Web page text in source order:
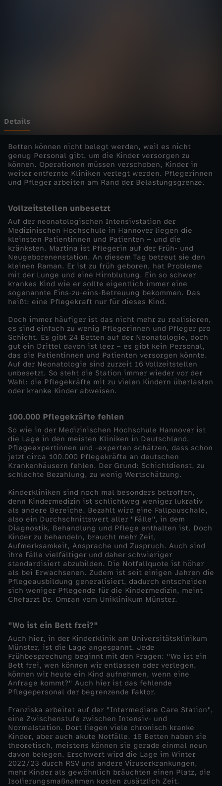
n
z
e
d
o
k
u
s
-
N
o
t
f
a
l
l
K
i
n
d
e
r
k
l
i
n
i
Details
Betten können nicht belegt werden, weil es nicht
genug Personal gibt, um die Kinder versorgen zu
können. Operationen müssen verschoben, Kinder in
weiter entfernte Kliniken verlegt werden. Pflegerinnen
und Pfleger arbeiten am Rand der Belastungsgrenze.
Vollzeitstellen unbesetzt
Auf der neonatologischen Intensivstation der
Medizinischen Hochschule in Hannover liegen die
kleinsten Patientinnen und Patienten – und die
kränksten. Martina ist Pflegerin auf der Früh- und
Neugeborenenstation. An diesem Tag betreut sie den
kleinen Raman. Er ist zu früh geboren, hat Probleme
mit der Lunge und eine Hirnblutung. Ein so schwer
krankes Kind wie er sollte eigentlich immer eine
sogenannte Eins-zu-eins-Betreuung bekommen. Das
heißt: eine Pflegekraft nur für dieses Kind.
Doch immer häufiger ist das nicht mehr zu realisieren,
es sind einfach zu wenig Pflegerinnen und Pfleger pro
Schicht. Es gibt 24 Betten auf der Neonatologie, doch
gut ein Drittel davon ist leer – es gibt kein Personal,
das die Patientinnen und Patienten versorgen könnte.
Auf der Neonatologie sind zurzeit 16 Vollzeitstellen
unbesetzt. So steht die Station immer wieder vor der
Wahl: die Pflegekräfte mit zu vielen Kindern überlasten
oder kranke Kinder abweisen.
100.000 Pflegekräfte fehlen
So wie in der Medizinischen Hochschule Hannover ist
die Lage in den meisten Kliniken in Deutschland.
Pflegeexpertinnen und -experten schätzen, dass schon
jetzt circa 100.000 Pflegekräfte an deutschen
Krankenhäusern fehlen. Der Grund: Schichtdienst, zu
schlechte Bezahlung, zu wenig Wertschätzung.
Kinderkliniken sind noch mal besonders betroffen,
denn Kindermedizin ist schlichtweg weniger lukrativ
als andere Bereiche. Bezahlt wird eine Fallpauschale,
also ein Durchschnittswert aller "Fälle", in dem
Diagnostik, Behandlung und Pflege enthalten ist. Doch
Kinder zu behandeln, braucht mehr Zeit,
Aufmerksamkeit, Ansprache und Zuspruch. Auch sind
ihre Fälle vielfältiger und daher schwieriger
standardisiert abzubilden. Die Notfallquote ist höher
als bei Erwachsenen. Zudem ist seit einigen Jahren die
Pflegeausbildung generalisiert, dadurch entscheiden
sich weniger Pflegende für die Kindermedizin, meint
Chefarzt Dr. Omran vom Uniklinikum Münster.
"Wo ist ein Bett frei?"
Auch hier, in der Kinderklinik am Universitätsklinikum
Münster, ist die Lage angespannt. Jede
Frühbesprechung beginnt mit den Fragen: "Wo ist ein
Bett frei, wen können wir entlassen oder verlegen,
können wir heute ein Kind aufnehmen, wenn eine
Anfrage kommt?" Auch hier ist das fehlende
Pflegepersonal der begrenzende Faktor.
Franziska arbeitet auf der "Intermediate Care Station",
eine Zwischenstufe zwischen Intensiv- und
Normalstation. Dort liegen viele chronisch kranke
Kinder, aber auch akute Notfälle. 16 Betten haben sie
theoretisch, meistens können sie gerade einmal neun
davon belegen. Erschwert wird die Lage im Winter
2022/23 durch RSV und andere Viruserkrankungen,
mehr Kinder als gewöhnlich bräuchten einen Platz, die
Isolierungsmaßnahmen kosten zusätzlich Zeit.